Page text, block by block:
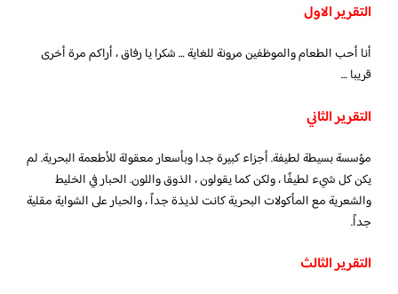
التقرير الاول
أنا أحب الطعام والموظفين مرونة للغاية … شكرا يا رفاق ، أراكم مرة أخرى
قريبا …
التقرير الثاني
مؤسسة بسيطة لطيفة. أجزاء كبيرة جدا وبأسعار معقولة للأطعمة البحرية. لم
يكن كل شيء لطيفًا ، ولكن كما يقولون ، الذوق واللون. الحبار في الخليط
والشعرية مع المأكولات البحرية كانت لذيذة جداً ، والحبار على الشواية مقلية
جداً.
التقرير الثالث